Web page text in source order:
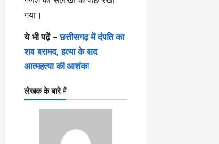
गया।
ये भी पढ़ें –छत्तीसगढ़ में दंपति का
शव बरामद, हत्या के बाद
आत्महत्या की आशंका
लेखक के बारे में